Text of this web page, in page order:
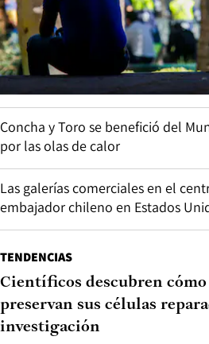
Concha y Toro se benefició del
por las olas de calor
Las galerías comerciales en el
embajador chileno en Estados
TENDENCIAS
Científicos descubren
preservan sus células
investigación